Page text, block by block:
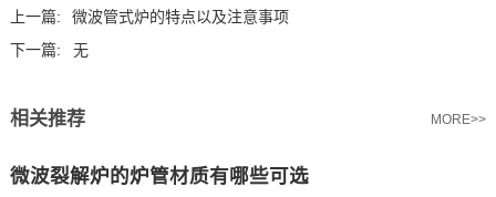
上一篇:
微波管式炉的特点以及注意事项
下一篇:
无
相关推荐 MORE>>
微波裂解炉的炉管材质有哪些可选